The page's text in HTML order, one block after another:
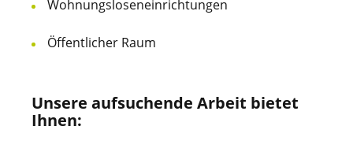
Wohnungsloseneinrichtungen
Öffentlicher Raum
Unsere aufsuchende Arbeit bietet
Ihnen: